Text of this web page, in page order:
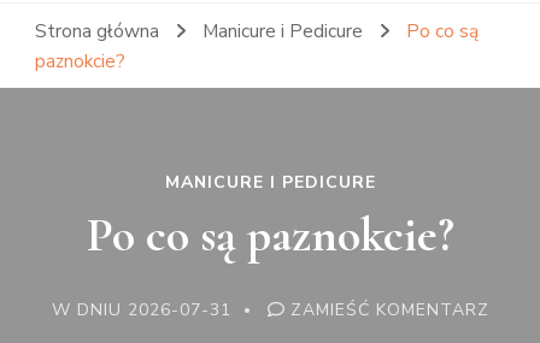
Strona główna Manicure i Pedicure
Po co są
paznokcie?
MANICURE I PEDICURE
Po co są paznokcie?
W DNIU 2026-07-31 ZAMIEŚĆ KOMENTARZ